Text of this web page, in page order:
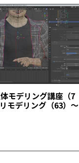
モデリング講座（7
モデリング（63）～